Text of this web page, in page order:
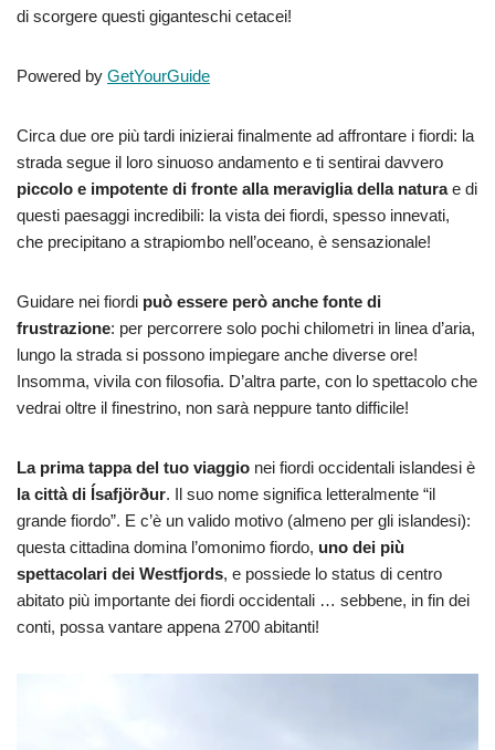
di scorgere questi giganteschi cetacei!
Powered by GetYourGuide
Circa due ore più tardi inizierai finalmente ad affrontare i fiordi: la
strada segue il loro sinuoso andamento e ti sentirai davvero
piccolo e impotente di fronte alla meraviglia della naturae di
questi paesaggi incredibili: la vista dei fiordi, spesso innevati,
che precipitano a strapiombo nell’oceano, è sensazionale!
Guidare nei fiordi può essere però anche fonte di
frustrazione: per percorrere solo pochi chilometri in linea d’aria,
lungo la strada si possono impiegare anche diverse ore!
Insomma, vivila con filosofia. D’altra parte, con lo spettacolo che
vedrai oltre il finestrino, non sarà neppure tanto difficile!
La prima tappa del tuo viaggio nei fiordi occidentali islandesi è
la città di Ísafjörður. Il suo nome significa letteralmente “il
grande fiordo”. E c’è un valido motivo (almeno per gli islandesi):
questa cittadina domina l’omonimo fiordo, uno dei più
spettacolari dei Westfjords, e possiede lo status di centro
abitato più importante dei fiordi occidentali … sebbene, in fin dei
conti, possa vantare appena 2700 abitanti!